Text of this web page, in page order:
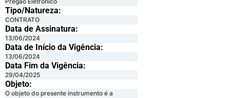
Tipo/Natureza:
CONTRATO
Data de Assinatura:
13/06/2024
Data de Início da Vigência:
13/06/2024
Data Fim da Vigência:
29/04/2025
Objeto:
O objeto do presente instrumento é a